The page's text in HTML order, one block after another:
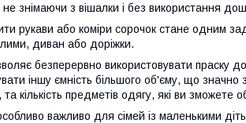
знімаючи з вішалки і без використання
рукави або коміри сорочок стане одним
диван або доріжки.
безперервно використовувати праску
іншу ємність більшого об'єму, що значно
кількість предметів одягу, які ви зможете
важливо для сімей із маленькими